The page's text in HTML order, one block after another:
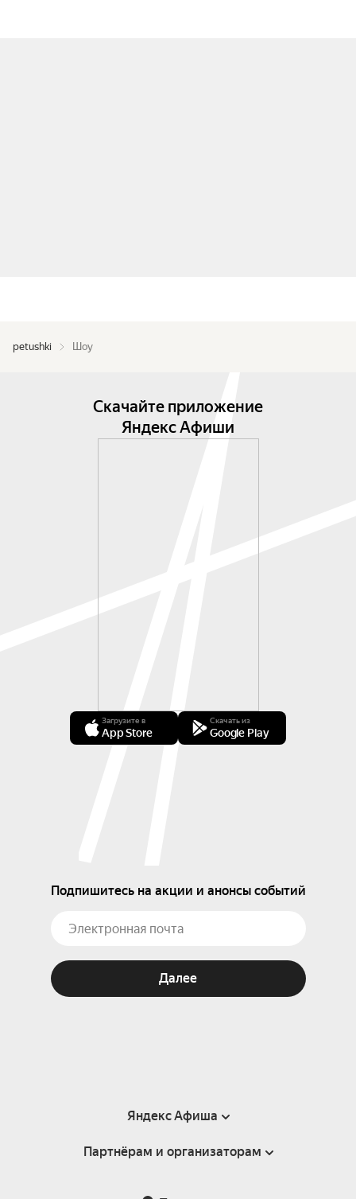
petushki Шоу
Скачайте приложение
Яндекс Афиши
Загрузите в
App Store
Скачать из
Google Play
Подпишитесь на акции и анонсы событий
Далее
Яндекс Афиша
Справка
Партнёрам и организаторам